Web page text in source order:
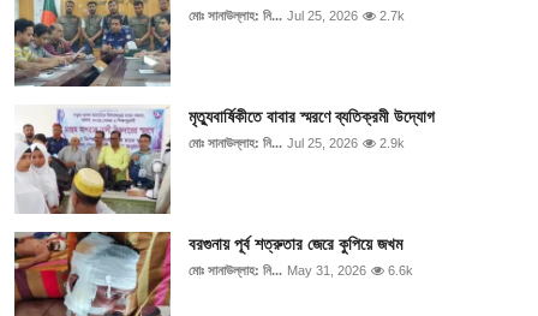
মোঃ সানাউল্লাহ: নি... Jul 25, 2026 2.7k
মৃত্যুবার্ষিকীতে বাবার স্মরণে ব্যতিক্রমী উদ্যোগ
মোঃ সানাউল্লাহ: নি... Jul 25, 2026 2.9k
বরগুনায় পূর্ব শত্রুতার জেরে কুপিয়ে জখম
মোঃ সানাউল্লাহ: নি... May 31, 2026 6.6k